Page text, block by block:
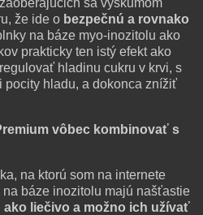
sa výskumom
že ide o bezpečnú a rovnako
na báze myo-inozitolu ako
prakticky ten istý efekt ako
hladinu cukru v krvi, s
pocity hladu, a dokonca znížiť
vôbec kombinovať s
na ktorú som na internete
báze inozitolu majú našťastie
liečivo a možno ich užívať